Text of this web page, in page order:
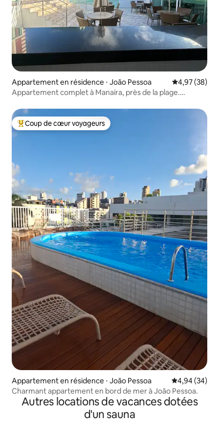
Appartement en résidence ⋅ João Pessoa Évaluation
4,97 (38)
Appartement complet à Manaíra, près de la plage.
Coups de cœur voyageurs les plus appréciés
Coup de cœur voyageurs
Appartement en résidence ⋅ João Pessoa Évaluation
4,94 (34)
Charmant appartement en bord de mer à João Pessoa.
Autres locations de vacances dotées
d'un sauna